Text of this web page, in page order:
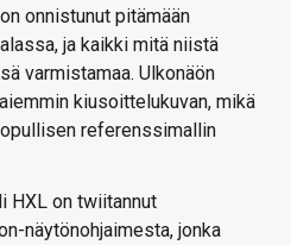
onnistunut pitämään
ja kaikki mitä niistä
varmistamaa. Ulkonäön
kiusoittelukuvan, mikä
referenssimallin
HXL on twiitannut
näytönohjaimesta, jonka